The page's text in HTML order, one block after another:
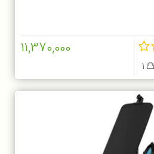
1
11,370,000